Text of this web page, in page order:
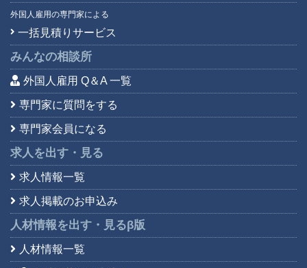
外国人雇用の専門家による
一括見積りサービス
みんなの相談所
外国人雇用 Q＆A 一覧
専門家に質問をする
専門家会員になる
求人を出す・見る
求人情報一覧
求人掲載のお申込み
人材情報を出す・見るβ版
人材情報一覧